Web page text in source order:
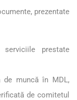
prezentate
prestate
de muncă în MDL,
de comitetul